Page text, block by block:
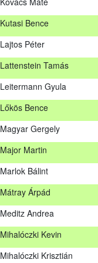
Kutasi Bence
Lajtos Péter
Lattenstein Tamás
Leitermann Gyula
Lőkös Bence
Magyar Gergely
Major Martin
Marlok Bálint
Mátray Árpád
Meditz Andrea
Mihalóczki Kevin
Mihalóczki Krisztián
Kovács Dániel
Kovács Máté
Kutasi Bence
Lajtos Péter
Lattenstein Tamás
Leitermann Gyula
Lőkös Bence
Magyar Gergely
Major Martin
Marlok Bálint
Mátray Árpád
Meditz Andrea